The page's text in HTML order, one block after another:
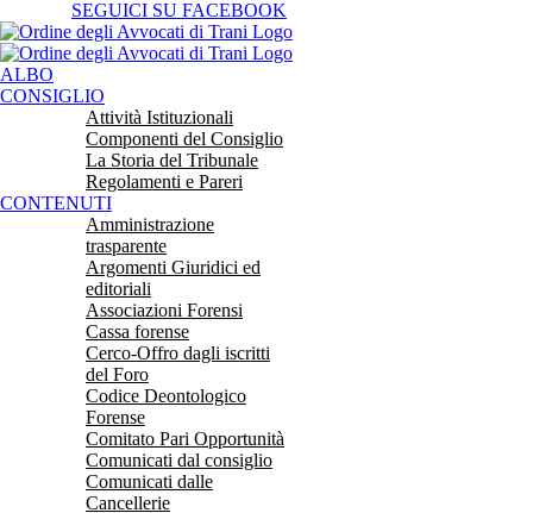
al
contenuto
SEGUICI SU FACEBOOK
ALBO
CONSIGLIO
Attività Istituzionali
Componenti del Consiglio
La Storia del Tribunale
Regolamenti e Pareri
CONTENUTI
Amministrazione
trasparente
Argomenti Giuridici ed
editoriali
Associazioni Forensi
Cassa forense
Cerco-Offro dagli iscritti
del Foro
Codice Deontologico
Forense
Comitato Pari Opportunità
Comunicati dal consiglio
Comunicati dalle
Cancellerie